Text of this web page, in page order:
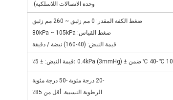
وحدة الاتصالات اللاسلكية).
ضغط الكفة المقدر: 0 مم زئبق ~ 260 مم زئبق
ضغط القياس: 80kPa ~ 105kPa
قيمة النبض: (40-160) نبضة / دقيقة
10 ℃ -40 ℃ ضمن ± 0.4kPa (3mmHg) ؛قيمة النبض: ± 5٪
-20 درجة مئوية -50 درجة مئوية
الرطوبة النسبية: أقل من 85٪